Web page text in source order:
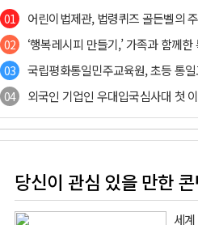
01 어린이법제관, 법령퀴즈 골든벨의
02 ‘행복레시피 만들기,’ 가족과 함께
03 국립평화통일민주교육원, 초등 통일교육 교재
04 외국인 기업인 우대입국심사대 첫
당신이 관심 있을 만한
세